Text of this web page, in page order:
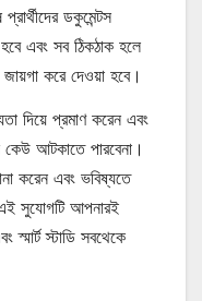
ডকুমেন্টস
এবং সব ঠিকঠাক হলে
জায়গা করে দেওয়া হবে।
দিয়ে প্রমাণ করেন এবং
আটকাতে পারবেনা।
করেন এবং ভবিষ্যতে
সুযোগটি আপনারই
স্মার্ট স্টাডি সবথেকে